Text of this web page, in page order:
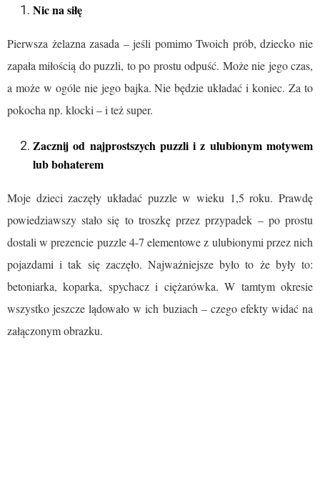
Nic na siłę
Pierwsza żelazna zasada – jeśli pomimo Twoich prób, dziecko nie
zapała miłością do puzzli, to po prostu odpuść. Może nie jego czas,
a może w ogóle nie jego bajka. Nie będzie układać i koniec. Za to
pokocha np. klocki – i też super.
Zacznij od najprostszych puzzli i z ulubionym motywem
lub bohaterem
Moje dzieci zaczęły układać puzzle w wieku 1,5 roku. Prawdę
powiedziawszy stało się to troszkę przez przypadek – po prostu
dostali w prezencie puzzle 4-7 elementowe z ulubionymi przez nich
pojazdami i tak się zaczęło. Najważniejsze było to że były to:
betoniarka, koparka, spychacz i ciężarówka. W tamtym okresie
wszystko jeszcze lądowało w ich buziach – czego efekty widać na
załączonym obrazku.